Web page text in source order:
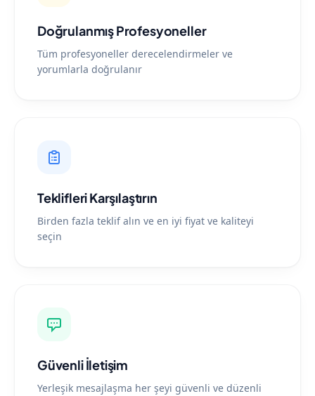
Doğrulanmış Profesyoneller
Tüm profesyoneller derecelendirmeler ve
yorumlarla doğrulanır
Teklifleri Karşılaştırın
Birden fazla teklif alın ve en iyi fiyat ve kaliteyi
seçin
Güvenli İletişim
Yerleşik mesajlaşma her şeyi güvenli ve düzenli